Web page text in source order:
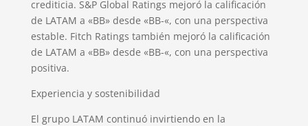
crediticia. S&P Global Ratings mejoró la calificación
de LATAM a «BB» desde «BB-«, con una perspectiva
estable. Fitch Ratings también mejoró la calificación
de LATAM a «BB» desde «BB-«, con una perspectiva
positiva.
Experiencia y sostenibilidad
El grupo LATAM continuó invirtiendo en la